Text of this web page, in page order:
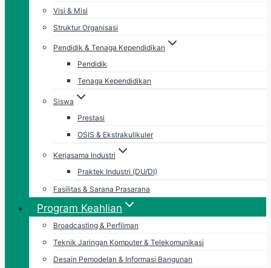
Visi & Misi
Struktur Organisasi
Pendidik & Tenaga Kependidikan
Pendidik
Tenaga Kependidikan
Siswa
Prestasi
OSIS & Ekstrakulikuler
Kerjasama Industri
Praktek Industri (DU/DI)
Fasilitas & Sarana Prasarana
Program Keahlian
Broadcasting & Perfilman
Teknik Jaringan Komputer & Telekomunikasi
Desain Pemodelan & Informasi Bangunan